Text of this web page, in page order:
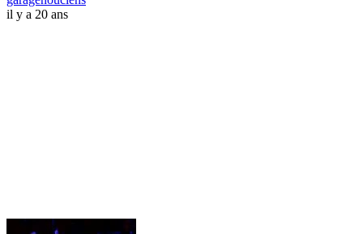
il y a 20 ans